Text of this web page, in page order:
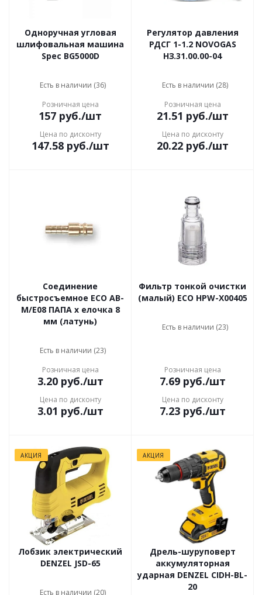
Одноручная угловая
шлифовальная машина
Spec BG5000D
Есть в наличии (36)
Розничная цена
157 руб./шт
Цена по дисконту
147.58руб./шт
Регулятор давления
РДСГ 1-1.2 NOVOGAS
НЗ.31.00.00-04
Есть в наличии (28)
Розничная цена
21.51 руб./шт
Цена по дисконту
20.22руб./шт
Соединение
быстросъемное ECO AB-
M/E08 ПАПА х елочка 8
мм (латунь)
Есть в наличии (23)
Розничная цена
3.20руб./шт
Цена по дисконту
3.01 руб./шт
Фильтр тонкой очистки
(малый) ECO HPW-X00405
Есть в наличии (23)
Розничная цена
7.69руб./шт
Цена по дисконту
7.23руб./шт
АКЦИЯ
Лобзик электрический
DENZEL JSD-65
Есть в наличии (20)
АКЦИЯ
Дрель-шуруповерт
аккумуляторная
ударная DENZEL CIDH-BL-
20